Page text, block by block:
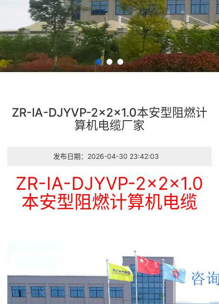
ZR-IA-DJYVP-2×2×1.0本安型阻燃计
算机电缆厂家
发布日期：2026-04-30 23:42:03
ZR-IA-DJYVP-2×2×1.0
本安型阻燃计算机电缆